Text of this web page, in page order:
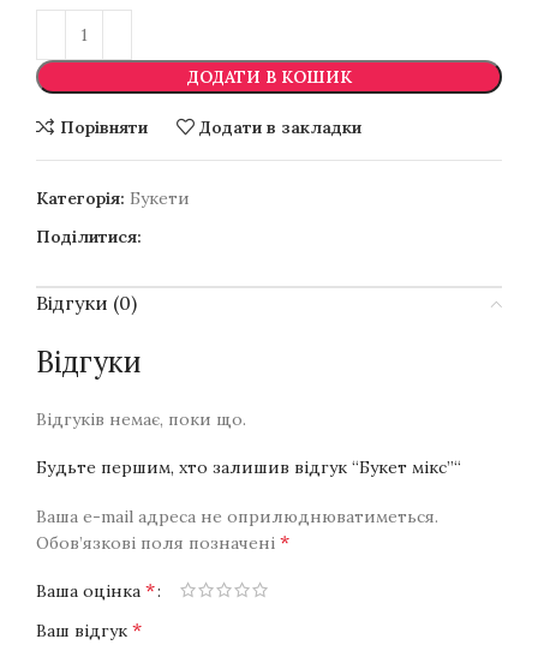
ДОДАТИ В КОШИК
Порівняти Додати в закладки
Категорія: Букети
Поділитися:
Відгуки (0)
Відгуки
Відгуків немає, поки що.
Будьте першим, хто залишив відгук “Букет мікс”“
Ваша e-mail адреса не оприлюднюватиметься.
Обов’язкові поля позначені *
Ваша оцінка *
Ваш відгук *